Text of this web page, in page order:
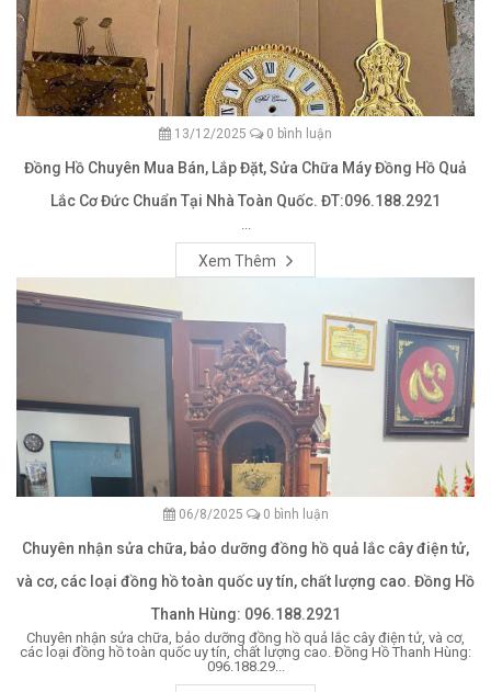
13/12/2025 0 bình luận
Đồng Hồ Chuyên Mua Bán, Lắp Đặt, Sửa Chữa Máy Đồng Hồ Quả
Lắc Cơ Đức Chuẩn Tại Nhà Toàn Quốc. ĐT:096.188.2921
Xem Thêm
06/8/2025 0 bình luận
Chuyên nhận sửa chữa, bảo dưỡng đồng hồ quả lắc cây điện tử,
và cơ, các loại đồng hồ toàn quốc uy tín, chất lượng cao. Đồng Hồ
Thanh Hùng: 096.188.2921
Chuyên nhận sửa chữa, bảo dưỡng đồng hồ quả lắc cây điện tử, và cơ,
các loại đồng hồ toàn quốc uy tín, chất lượng cao. Đồng Hồ Thanh Hùng:
096.188.29...